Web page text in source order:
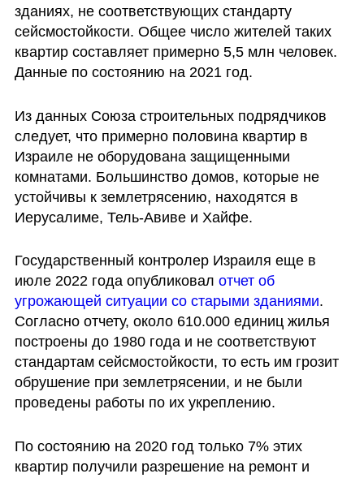
зданиях, не соответствующих стандарту
сейсмостойкости. Общее число жителей таких
квартир составляет примерно 5,5 млн человек.
Данные по состоянию на 2021 год.
Из данных Союза строительных подрядчиков
следует, что примерно половина квартир в
Израиле не оборудована защищенными
комнатами. Большинство домов, которые не
устойчивы к землетрясению, находятся в
Иерусалиме, Тель-Авиве и Хайфе.
Государственный контролер Израиля еще в
июле 2022 года опубликовал отчет об
угрожающей ситуации со старыми зданиями.
Согласно отчету, около 610.000 единиц жилья
построены до 1980 года и не соответствуют
стандартам сейсмостойкости, то есть им грозит
обрушение при землетрясении, и не были
проведены работы по их укреплению.
По состоянию на 2020 год только 7% этих
квартир получили разрешение на ремонт и